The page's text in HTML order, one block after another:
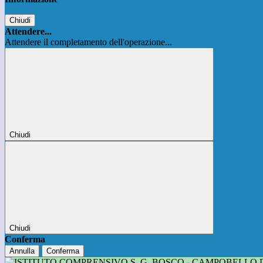
Chiudi
Attendere...
Attendere il completamento dell'operazione...
Chiudi
Chiudi
Conferma
Annulla Conferma